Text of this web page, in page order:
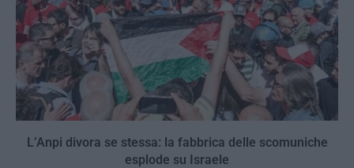
L’Anpi divora se stessa: la fabbrica delle scomuniche
esplode su Israele